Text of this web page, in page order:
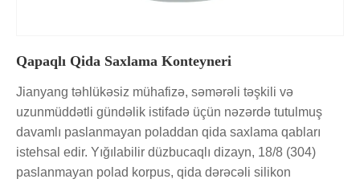
Qapaqlı Qida Saxlama Konteyneri
Jianyang təhlükəsiz mühafizə, səmərəli təşkili və
uzunmüddətli gündəlik istifadə üçün nəzərdə tutulmuş
davamlı paslanmayan poladdan qida saxlama qabları
istehsal edir. Yığılabilir düzbucaqlı dizayn, 18/8 (304)
paslanmayan polad korpus, qida dərəcəli silikon